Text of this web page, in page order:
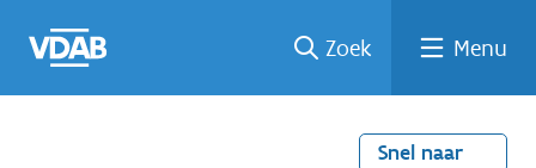
naar
een
een
job
naar
Zoek Menu
Snel naar